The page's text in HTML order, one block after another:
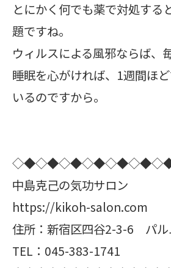
とにかく何でも薬で対処する
題ですね。
ウィルスによる風邪ならば、
睡眠を心がければ、1週間ほ
いるのですから。
中島克己の気功サロン
https://kikoh-salon.com
住所：新宿区四谷2-3-6 パル
TEL：045-383-1741